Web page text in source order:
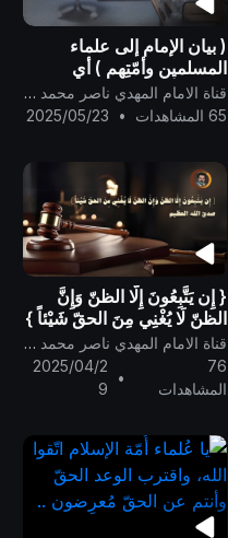
( بيان الإمام إلى علماء
المسلمين وأمّتِهم ) أي
جَعلكم أمّةً وسطَ العالم
لتكونوا شُهداء على النّاس
قناة الامام المهدي ناصر محمد اليماني
65 المشاهدات
•
2025/05/23
{ إِن يَتَّبِعُونَ إِلَّا الظنّ وَإِنَّ
الظنّ لَا يُغْنِي مِنَ الحقّ شَيْئاً }
صدق الله العظيم
قناة الامام المهدي ناصر محمد اليماني
76
المشاهدات
•
2025/04/2
9